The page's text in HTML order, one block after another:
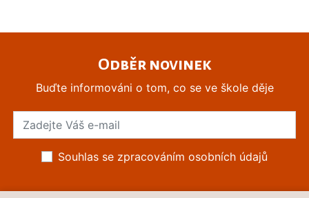
Odběr novinek
Buďte informováni o tom, co se ve škole děje
Souhlas se zpracováním osobních údajů